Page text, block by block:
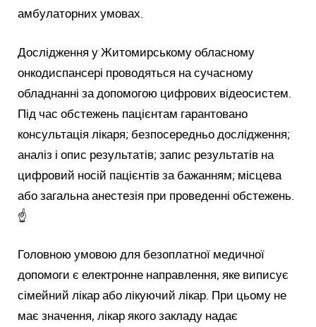
амбулаторних умовах.
Дослідження у Житомирському обласному
онкодиспансері проводяться на сучасному
обладнанні за допомогою цифрових відеосистем.
Під час обстежень пацієнтам гарантовано
консультація лікаря; безпосередньо дослідження;
аналіз і опис результатів; запис результатів на
цифровий носій пацієнтів за бажанням; місцева
або загальна анестезія при проведенні обстежень.
☝️
Головною умовою для безоплатної медичної
допомоги є електронне направлення, яке виписує
сімейний лікар або лікуючий лікар. При цьому не
має значення, лікар якого закладу надає